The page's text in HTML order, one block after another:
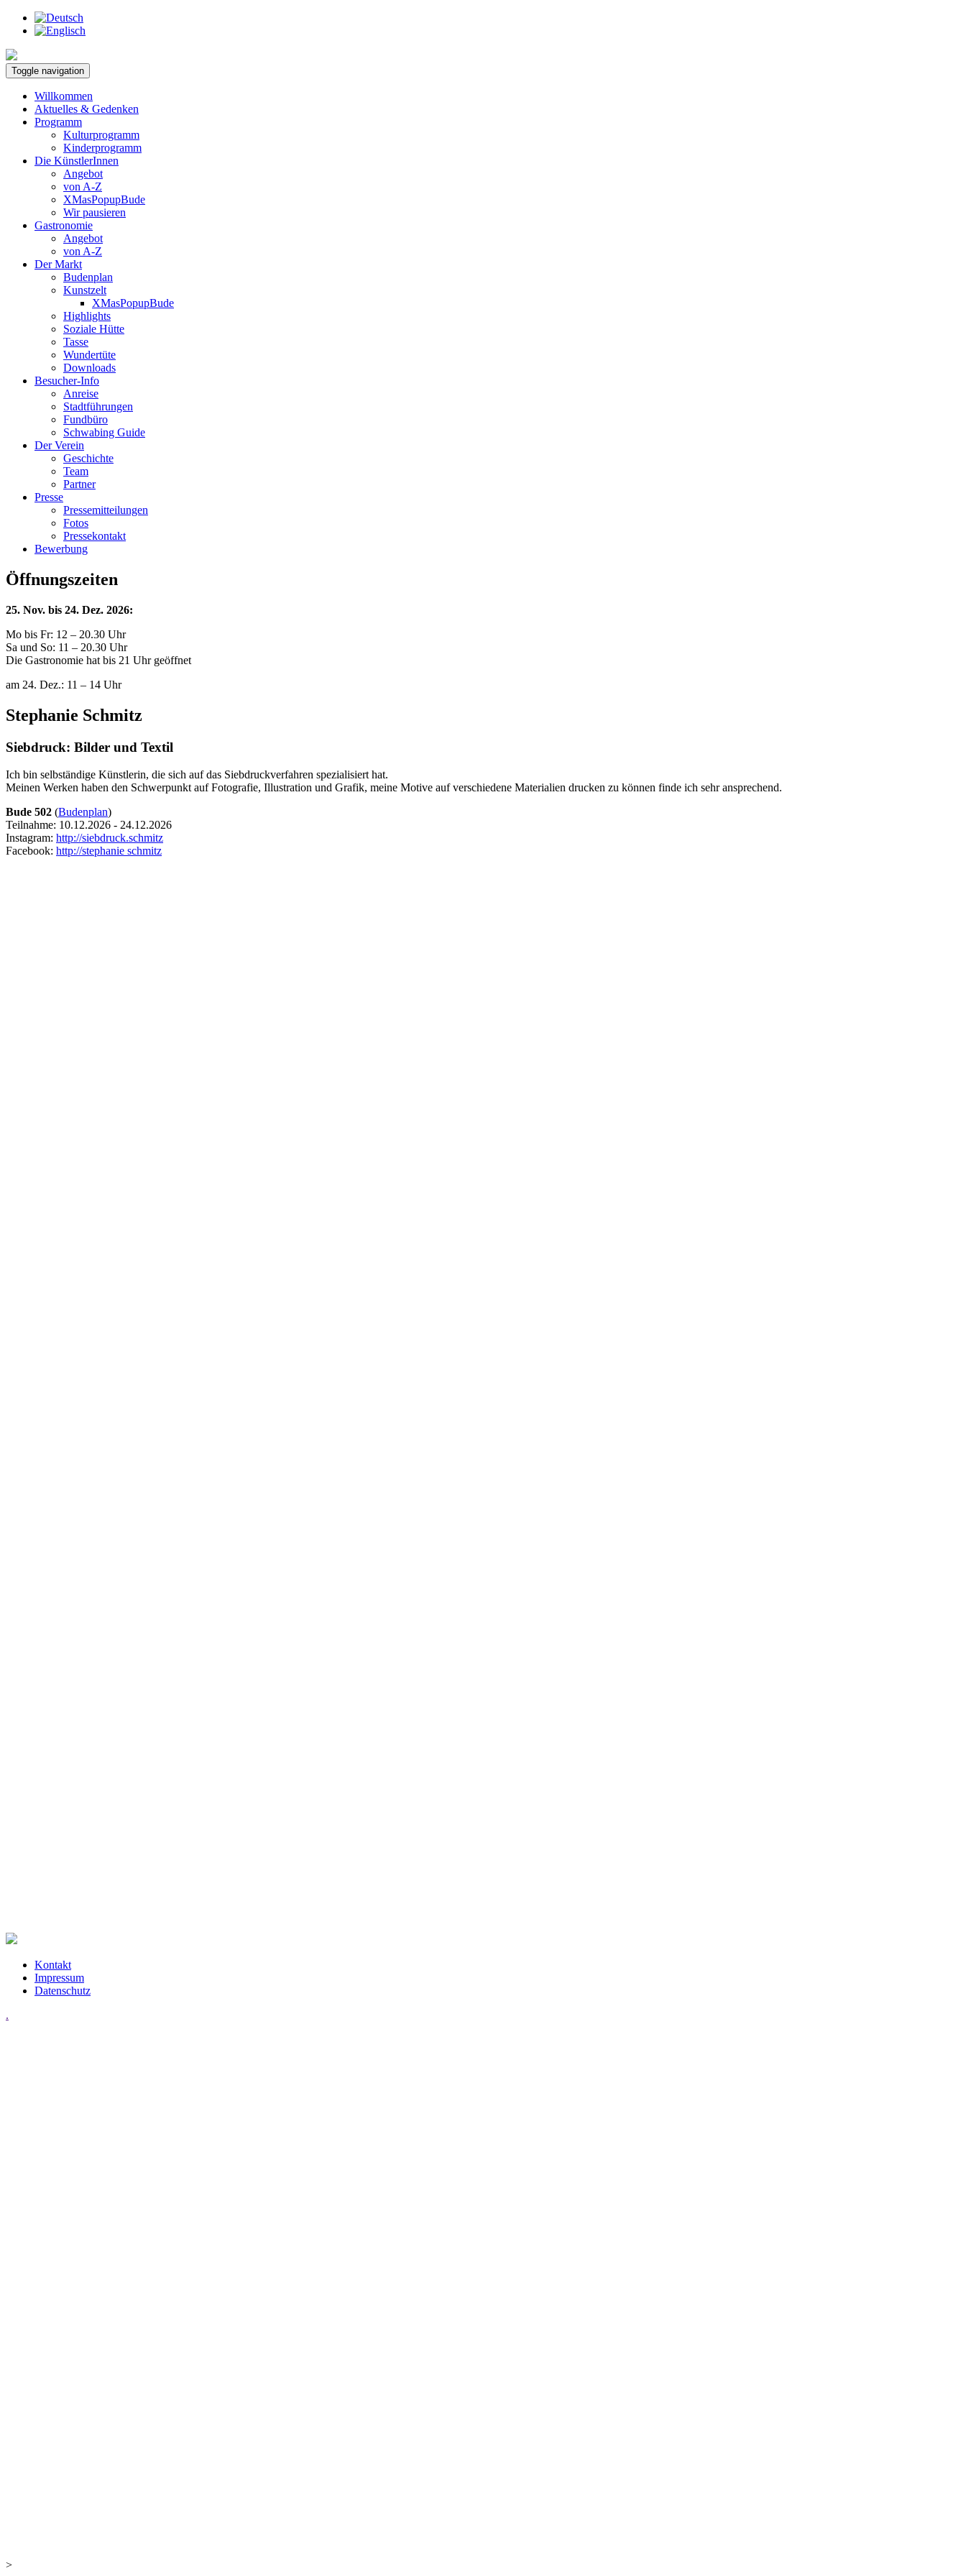
Toggle navigation
Willkommen
Aktuelles & Gedenken
Programm
Kulturprogramm
Kinderprogramm
Die KünstlerInnen
Angebot
von A-Z
XMasPopupBude
Wir pausieren
Gastronomie
Angebot
von A-Z
Der Markt
Budenplan
Kunstzelt
XMasPopupBude
Highlights
Soziale Hütte
Tasse
Wundertüte
Downloads
Besucher-Info
Anreise
Stadtführungen
Fundbüro
Schwabing Guide
Der Verein
Geschichte
Team
Partner
Presse
Pressemitteilungen
Fotos
Pressekontakt
Bewerbung
Öffnungszeiten
25. Nov. bis 24. Dez. 2026:
Mo bis Fr: 12 – 20.30 Uhr
Sa und So: 11 – 20.30 Uhr
Die Gastronomie hat bis 21 Uhr geöffnet
am 24. Dez.: 11 – 14 Uhr
Stephanie Schmitz
Siebdruck: Bilder und Textil
Ich bin selbständige Künstlerin, die sich auf das Siebdruckverfahren spezialisiert hat.
Meinen Werken haben den Schwerpunkt auf Fotografie, Illustration und Grafik, meine Motive auf verschiedene Materialien drucken zu können finde ich sehr ansprechend.
Bude 502 (Budenplan)
Teilnahme: 10.12.2026 - 24.12.2026
Instagram: http://siebdruck.schmitz
Facebook: http://stephanie schmitz
Kontakt
Impressum
Datenschutz
.
>